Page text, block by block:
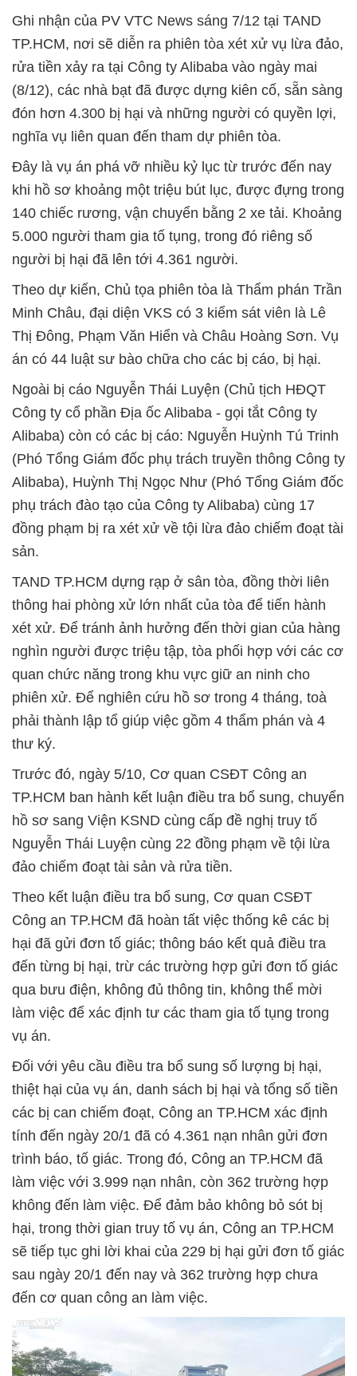
Ghi nhận của PV VTC News sáng 7/12 tại TAND
TP.HCM, nơi sẽ diễn ra phiên tòa xét xử vụ lừa đảo,
rửa tiền xảy ra tại Công ty Alibaba vào ngày mai
(8/12), các nhà bạt đã được dựng kiên cố, sẵn sàng
đón hơn 4.300 bị hại và những người có quyền lợi,
nghĩa vụ liên quan đến tham dự phiên tòa.
Đây là vụ án phá vỡ nhiều kỷ lục từ trước đến nay
khi hồ sơ khoảng một triệu bút lục, được đựng trong
140 chiếc rương, vận chuyển bằng 2 xe tải. Khoảng
5.000 người tham gia tố tụng, trong đó riêng số
người bị hại đã lên tới 4.361 người.
Theo dự kiến, Chủ tọa phiên tòa là Thẩm phán Trần
Minh Châu, đại diện VKS có 3 kiểm sát viên là Lê
Thị Đông, Phạm Văn Hiển và Châu Hoàng Sơn. Vụ
án có 44 luật sư bào chữa cho các bị cáo, bị hại.
Ngoài bị cáo Nguyễn Thái Luyện (Chủ tịch HĐQT
Công ty cổ phần Địa ốc Alibaba - gọi tắt Công ty
Alibaba) còn có các bị cáo: Nguyễn Huỳnh Tú Trinh
(Phó Tổng Giám đốc phụ trách truyền thông Công ty
Alibaba), Huỳnh Thị Ngọc Như (Phó Tổng Giám đốc
phụ trách đào tạo của Công ty Alibaba) cùng 17
đồng phạm bị ra xét xử về tội lừa đảo chiếm đoạt tài
sản.
TAND TP.HCM dựng rạp ở sân tòa, đồng thời liên
thông hai phòng xử lớn nhất của tòa để tiến hành
xét xử. Để tránh ảnh hưởng đến thời gian của hàng
nghìn người được triệu tập, tòa phối hợp với các cơ
quan chức năng trong khu vực giữ an ninh cho
phiên xử. Để nghiên cứu hồ sơ trong 4 tháng, toà
phải thành lập tổ giúp việc gồm 4 thẩm phán và 4
thư ký.
Trước đó, ngày 5/10, Cơ quan CSĐT Công an
TP.HCM ban hành kết luận điều tra bổ sung, chuyển
hồ sơ sang Viện KSND cùng cấp đề nghị truy tố
Nguyễn Thái Luyện cùng 22 đồng phạm về tội lừa
đảo chiếm đoạt tài sản và rửa tiền.
Theo kết luận điều tra bổ sung, Cơ quan CSĐT
Công an TP.HCM đã hoàn tất việc thống kê các bị
hại đã gửi đơn tố giác; thông báo kết quả điều tra
đến từng bị hại, trừ các trường hợp gửi đơn tố giác
qua bưu điện, không đủ thông tin, không thể mời
làm việc để xác định tư các tham gia tố tụng trong
vụ án.
Đối với yêu cầu điều tra bổ sung số lượng bị hại,
thiệt hại của vụ án, danh sách bị hại và tổng số tiền
các bị can chiếm đoạt, Công an TP.HCM xác định
tính đến ngày 20/1 đã có 4.361 nạn nhân gửi đơn
trình báo, tố giác. Trong đó, Công an TP.HCM đã
làm việc với 3.999 nạn nhân, còn 362 trường hợp
không đến làm việc. Để đảm bảo không bỏ sót bị
hại, trong thời gian truy tố vụ án, Công an TP.HCM
sẽ tiếp tục ghi lời khai của 229 bị hại gửi đơn tố giác
sau ngày 20/1 đến nay và 362 trường hợp chưa
đến cơ quan công an làm việc.